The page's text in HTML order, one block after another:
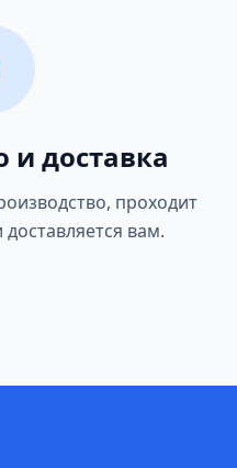
и доставка
проходит
вам.